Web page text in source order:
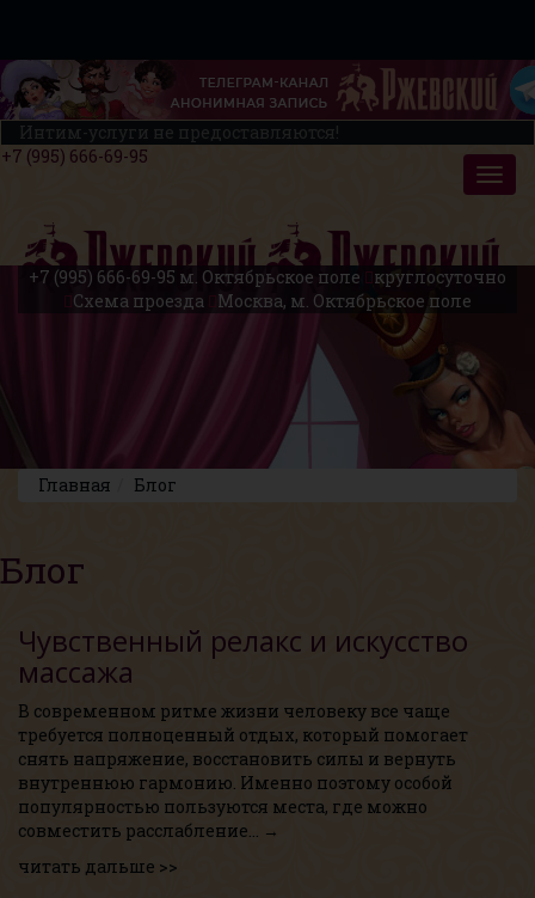
Интим-услуги не предоставляются!
+7 (995) 666-69-95
+7 (995) 666-69-95 м. Октябрьское поле
круглосуточно
Схема проезда
Москва, м. Октябрьское поле
Главная Блог
Блог
Чувственный релакс и искусство
массажа
В современном ритме жизни человеку все чаще
требуется полноценный отдых, который помогает
снять напряжение, восстановить силы и вернуть
внутреннюю гармонию. Именно поэтому особой
популярностью пользуются места, где можно
совместить расслабление… →
читать дальше >>